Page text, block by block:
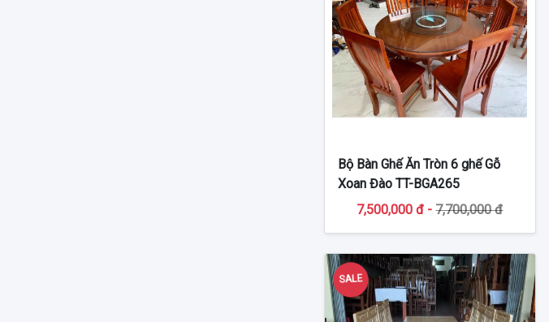
Bộ Bàn Ghế Ăn Tròn 6 ghế Gỗ
Xoan Đào TT-BGA265
7,500,000 đ -7,700,000 đ
SALE